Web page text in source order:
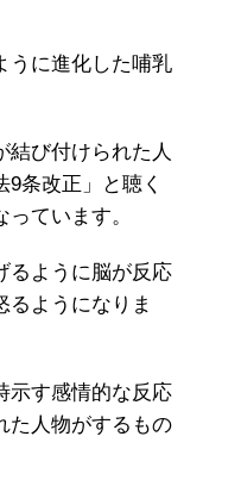
うに進化した哺乳
結び付けられた人
条改正」と聴く
ています。
るように脳が反応
るようになりま
示す感情的な反応
た人物がするもの